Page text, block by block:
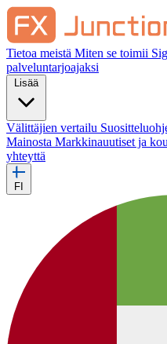
Tietoa meistä Miten se toimii
palveluntarjoajaksi
Lisää
Välittäjien vertailu
Mainosta Markkinauutiset ja
yhteyttä
FI